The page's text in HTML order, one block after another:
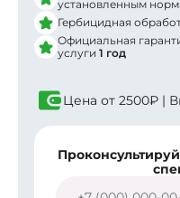
установленным
Гербицидная
Официальная
услуги 1 год
Цена от 2500₽ |
с вами